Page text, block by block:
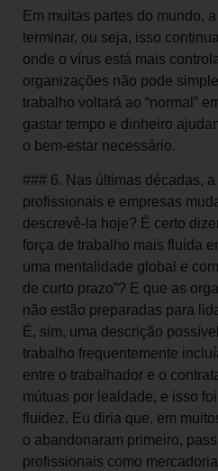
Em muitas partes do mundo,
terminar, ou seja, isso
onde o vírus está mais
organizações não pode
trabalho voltará ao “normal”
gastar tempo e dinheiro
o bem-estar necessário.
### 6. Nas últimas décadas,
profissionais e empresas
descrevê-la hoje? É certo
força de trabalho mais fluida
uma mentalidade global e
de curto prazo”? E que as
não estão preparadas para
É, sim, uma descrição
trabalho frequentemente
entre o trabalhador e o
mútuas por lealdade, e isso
fluidez. Eu diria que, em
o abandonaram primeiro,
profissionais como